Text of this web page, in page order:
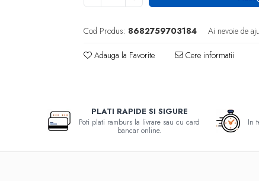
Cod Produs: 8682759703184 Ai nevoie de
Adauga la Favorite Cere informatii
PLATI RAPIDE SI SIGURE
Poti plati ramburs la livrare sau cu card
bancar online.
In